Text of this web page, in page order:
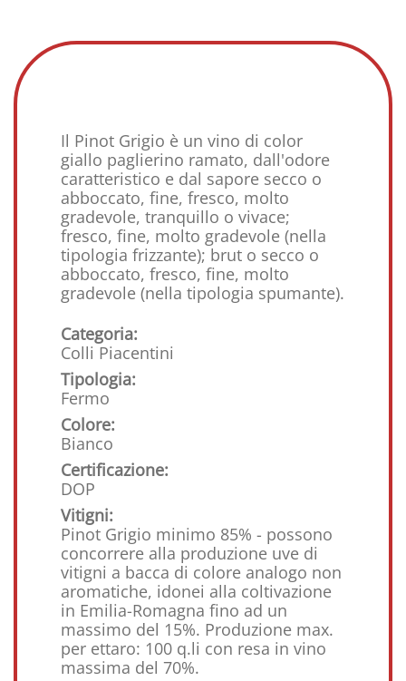
Il Pinot Grigio è un vino di color
giallo paglierino ramato, dall'odore
caratteristico e dal sapore secco o
abboccato, fine, fresco, molto
gradevole, tranquillo o vivace;
fresco, fine, molto gradevole (nella
tipologia frizzante); brut o secco o
abboccato, fresco, fine, molto
gradevole (nella tipologia spumante).
Categoria:
Colli Piacentini
Tipologia:
Fermo
Colore:
Bianco
Certificazione:
DOP
Vitigni:
Pinot Grigio minimo 85% - possono
concorrere alla produzione uve di
vitigni a bacca di colore analogo non
aromatiche, idonei alla coltivazione
in Emilia-Romagna fino ad un
massimo del 15%. Produzione max.
per ettaro: 100 q.li con resa in vino
massima del 70%.